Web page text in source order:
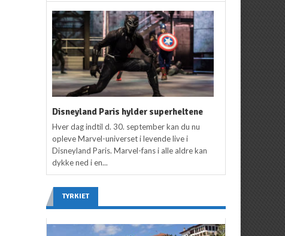
Disneyland Paris hylder superheltene
Hver dag indtil d. 30. september kan du nu
opleve Marvel-universet i levende live i
Disneyland Paris. Marvel-fans i alle aldre kan
dykke ned i en...
TYRKIET